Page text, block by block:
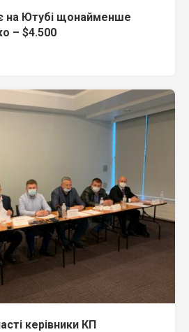
на Ютубі щонайменше
– $4.500
керівники КП